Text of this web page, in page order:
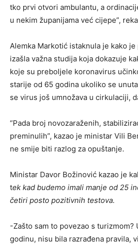
tko prvi otvori ambulantu, a
u nekim županijama već cijepe”,
Alemka Markotić istaknula je kako
izašla važna studija koja dokazuje
koje su preboljele koronavirus
starije od 65 godina ukoliko se
se virus još umnožava u cirkulaciji,
“Pada broj novozaraženih,
preminulih”, kazao je ministar Vili
ne smije biti razlog za opuštanje.
Ministar Davor Božinović kazao je
tek kad budemo imali manje od 25
četiri posto pozitivnih testova.
-Zašto sam to povezao s turizmom?
godinu, nisu bila razrađena pravila,